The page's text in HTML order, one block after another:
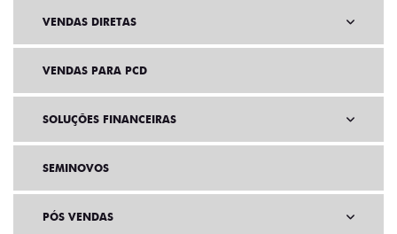
VENDAS DIRETAS
VENDAS PARA PCD
SOLUÇÕES FINANCEIRAS
SEMINOVOS
PÓS VENDAS